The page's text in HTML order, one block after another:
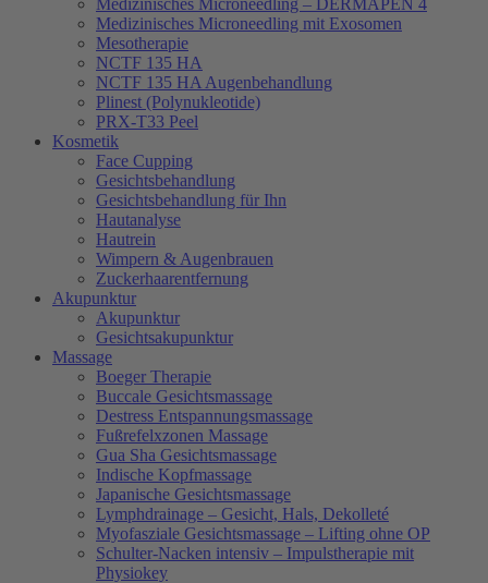
Medizinisches Microneedling – DERMAPEN 4
Medizinisches Microneedling mit Exosomen
Mesotherapie
NCTF 135 HA
NCTF 135 HA Augenbehandlung
Plinest (Polynukleotide)
PRX-T33 Peel
Kosmetik
Face Cupping
Gesichtsbehandlung
Gesichtsbehandlung für Ihn
Hautanalyse
Hautrein
Wimpern & Augenbrauen
Zuckerhaarentfernung
Akupunktur
Akupunktur
Gesichtsakupunktur
Massage
Boeger Therapie
Buccale Gesichtsmassage
Destress Entspannungsmassage
Fußrefelxzonen Massage
Gua Sha Gesichtsmassage
Indische Kopfmassage
Japanische Gesichtsmassage​
Lymphdrainage – Gesicht, Hals, Dekolleté
Myofasziale Gesichtsmassage​ – Lifting ohne OP
Schulter-Nacken intensiv – Impulstherapie mit
Physiokey